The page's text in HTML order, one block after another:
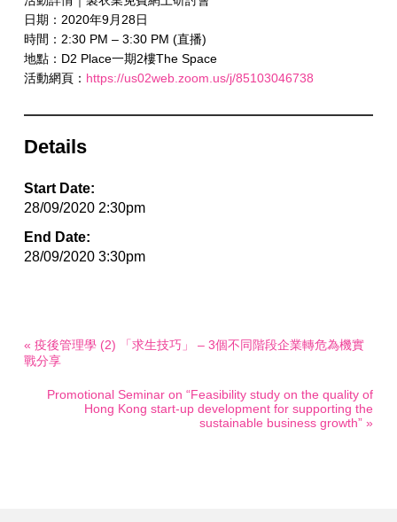
日期：2020年9月28日
時間：2:30 PM – 3:30 PM (直播)
地點：D2 Place一期2樓The Space
活動網頁： https://us02web.zoom.us/j/85103046738
Details
Start Date:
28/09/2020 2:30pm
End Date:
28/09/2020 3:30pm
« 疫後管理學 (2) 「求生技巧」 – 3個不同階段企業轉危為機實
戰分享
Promotional Seminar on “Feasibility study on the quality of
Hong Kong start-up development for supporting the
sustainable business growth” »